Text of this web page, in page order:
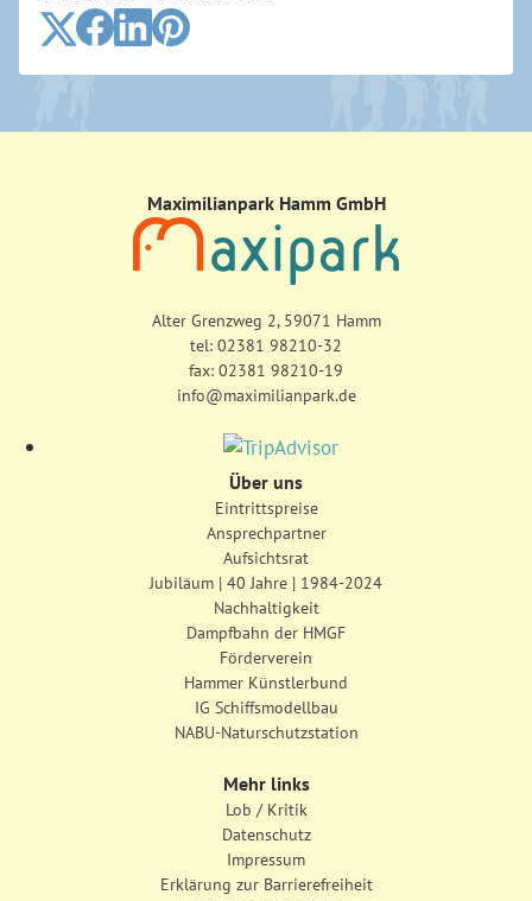
Maximilianpark Hamm GmbH
Alter Grenzweg 2, 59071 Hamm
tel: 02381 98210-32
fax: 02381 98210-19
info@maximilianpark.de
Über uns
Eintrittspreise
Ansprechpartner
Aufsichtsrat
Jubiläum | 40 Jahre | 1984-2024
Nachhaltigkeit
Dampfbahn der HMGF
Förderverein
Hammer Künstlerbund
IG Schiffsmodellbau
NABU-Naturschutzstation
Mehr links
Lob / Kritik
Datenschutz
Impressum
Erklärung zur Barrierefreiheit